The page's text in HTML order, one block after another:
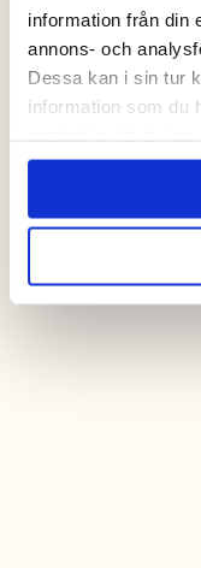
information från din
annons- och
Dessa kan i sin tur
information som du